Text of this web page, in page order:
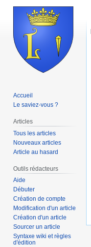
Accueil
Le saviez-vous ?
Articles
Tous les articles
Nouveaux articles
Article au hasard
Outils rédacteurs
Aide
Débuter
Création de compte
Modification d'un article
Création d'un article
Sourcer un article
Syntaxe wiki et règles
d'édition